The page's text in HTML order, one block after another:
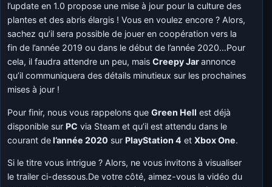
l’update en 1.0 propose une mise à jour pour la culture des
plantes et des abris élargis ! Vous en voulez encore ? Alors,
sachez qu’il sera possible de jouer en coopération vers la
fin de l’année 2019 ou dans le début de l’année 2020…Pour
cela, il faudra attendre un peu, maisCreepy Jarannonce
qu’il communiquera des détails minutieux sur les prochaines
mises à jour !
Pour finir, nous vous rappelons queGreen Hell est déjà
disponible sur PC via Steam et qu’il est attendu dans le
courant del’année 2020 sur PlayStation 4 etXbox One.
Si le titre vous intrigue ? Alors, ne vous invitons à visualiser
le trailer ci-dessous.De votre côté, aimez-vous la vidéo du